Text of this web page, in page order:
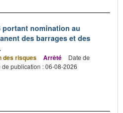
portant nomination au
des barrages et des
des risques Arrêté
Date de
de publication : 06-08-2026